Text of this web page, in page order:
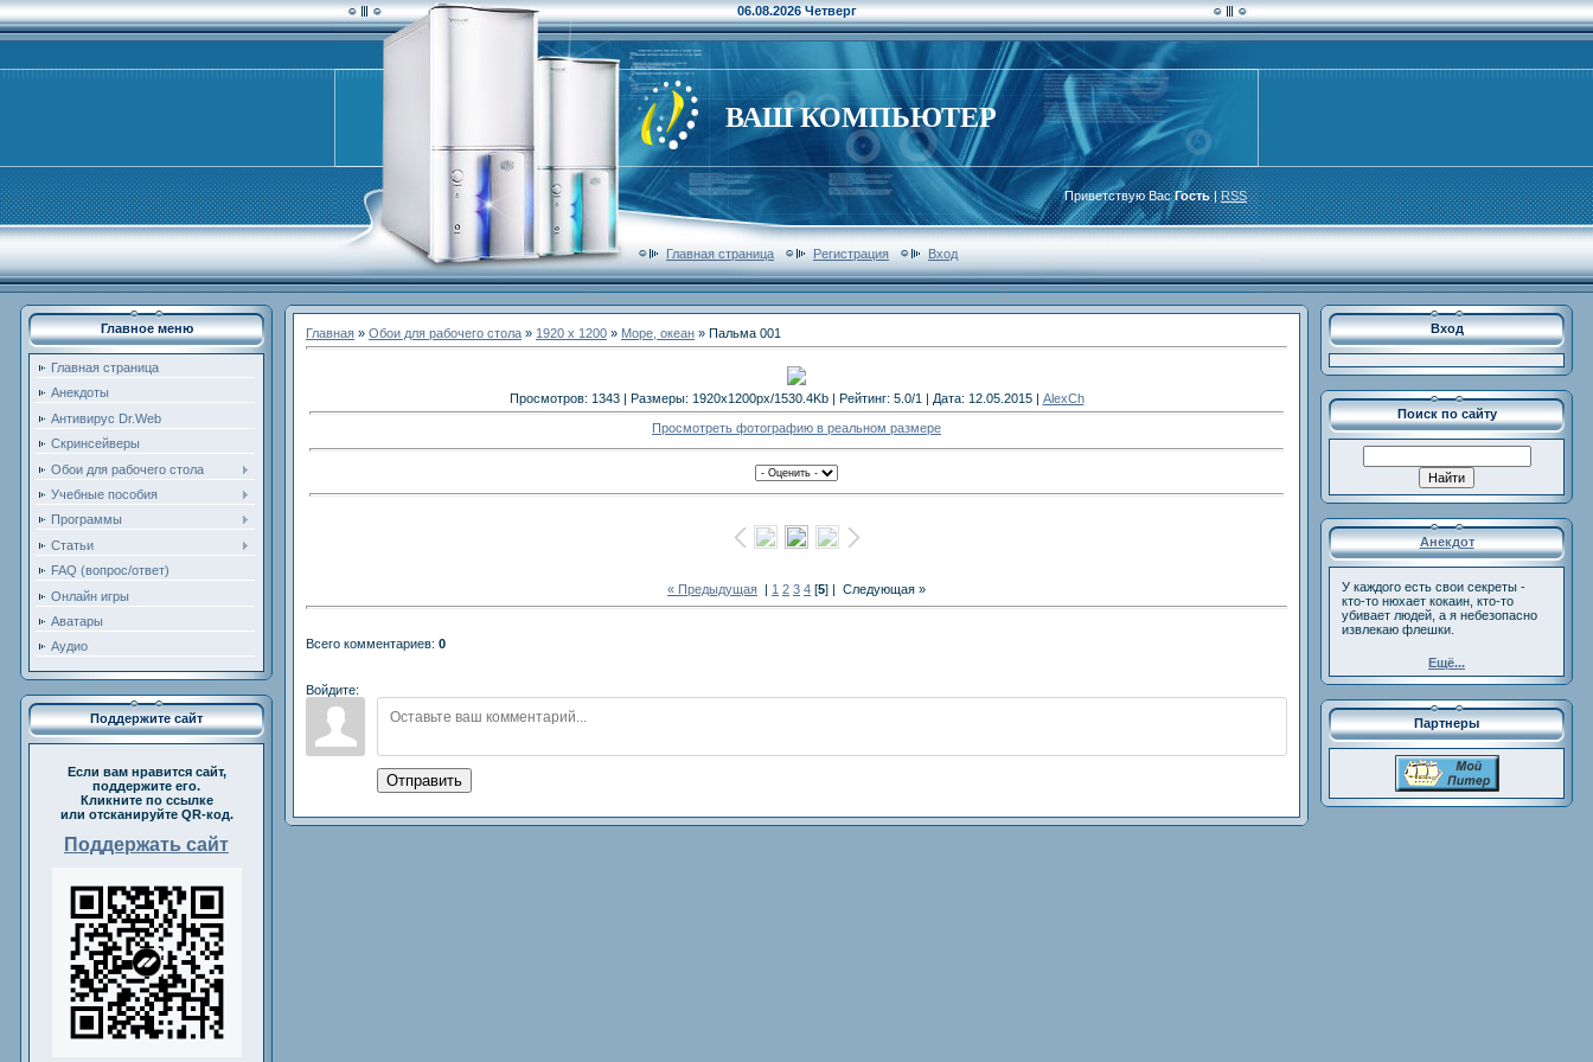
06.08.2026 Четверг
ВАШ КОМПЬЮТЕР
Приветствую ВасГость|RSS
Главная страница Регистрация Вход
Главное меню
Главная страница
Анекдоты
Антивирус Dr.Web
Скринсейверы
Обои для рабочего стола
Учебные пособия
Программы
Статьи
FAQ (вопрос/ответ)
Онлайн игры
Аватары
Аудио
Поддержите сайт
Если вам нравится сайт,
поддержите его.
Кликните по ссылке
или отсканируйте QR-код.
Поддержать сайт
Главная » Обои для рабочего стола » 1920 x 1200 » Море, океан » Пальма 001
Просмотров: 1343 | Размеры: 1920x1200px/1530.4Kb | Рейтинг: 5.0/1 | Дата: 12.05.2015 | AlexCh
Просмотреть фотографию в реальном размере
« Предыдущая | 1 2 3 4 [5] | Следующая »
Всего комментариев: 0
Войдите:
Отправить
Вход
Поиск по сайту
Анекдот
У каждого есть свои секреты -
кто-то нюхает кокаин, кто-то
убивает людей, а я небезопасно
извлекаю флешки.
Ещё...
Партнеры